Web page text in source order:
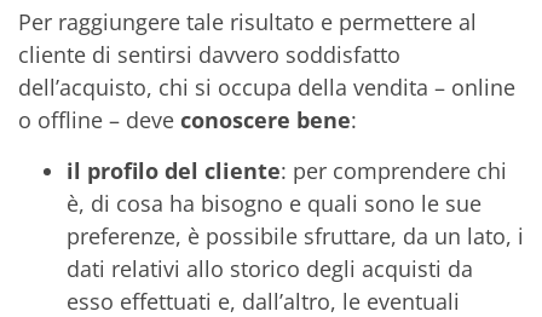
Per raggiungere tale risultato e permettere al
cliente di sentirsi davvero soddisfatto
dell’acquisto, chi si occupa della vendita – online
o offline – deve conoscere bene:
il profilo del cliente: per comprendere chi
è, di cosa ha bisogno e quali sono le sue
preferenze, è possibile sfruttare, da un lato, i
dati relativi allo storico degli acquisti da
esso effettuati e, dall’altro, le eventuali